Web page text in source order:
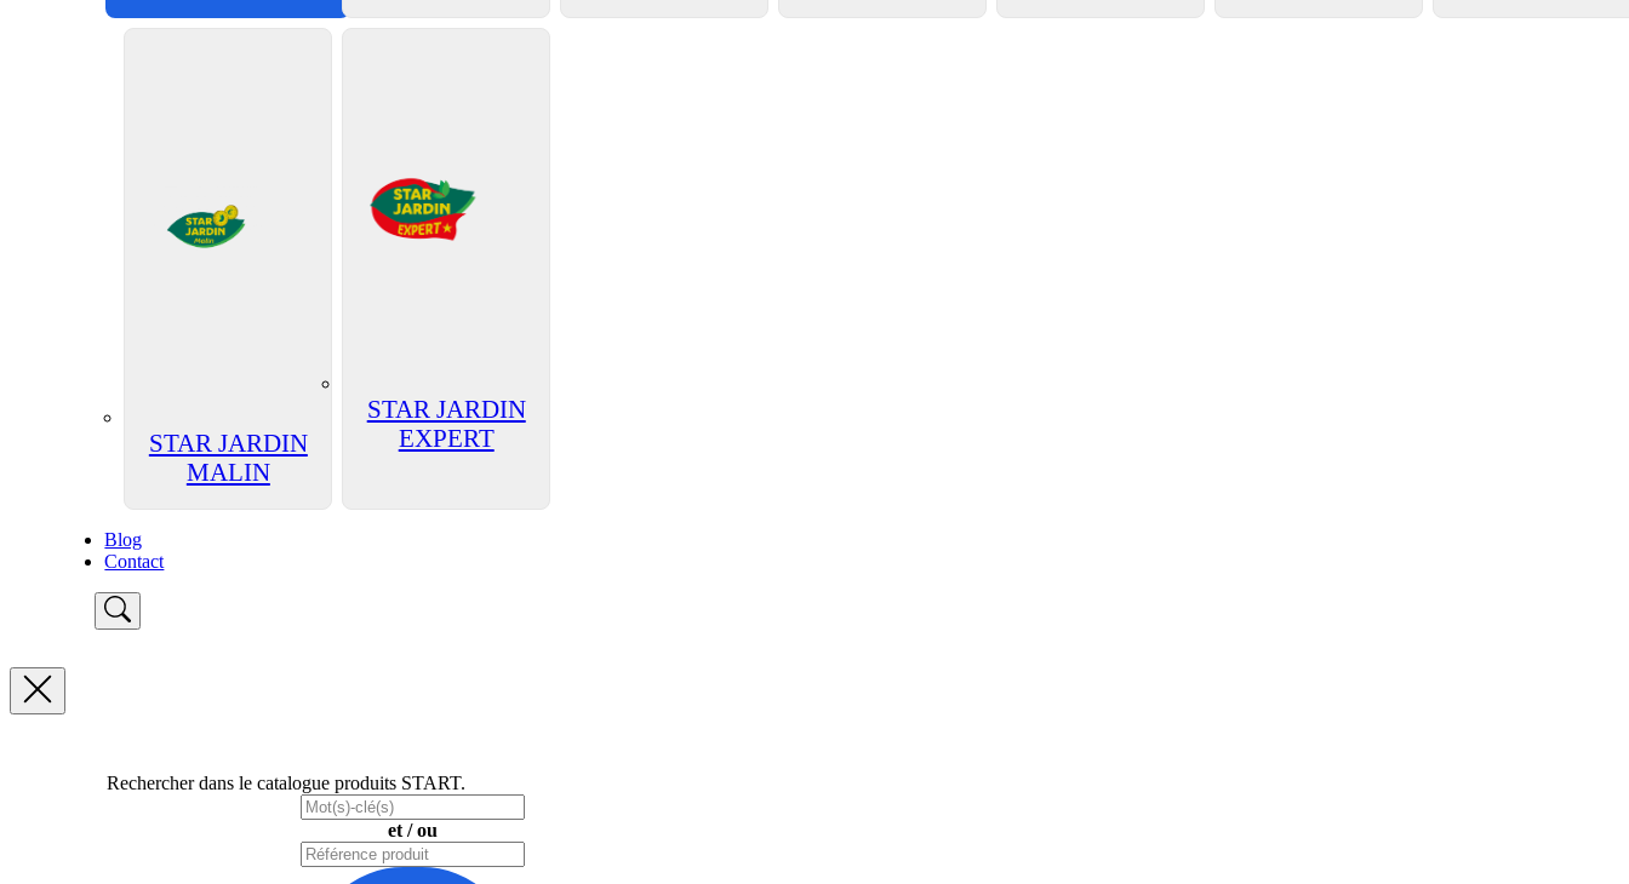
STAR JARDIN
MALIN
STAR JARDIN
EXPERT
Blog
Contact
Rechercher dans le catalogue produits START.
et / ou